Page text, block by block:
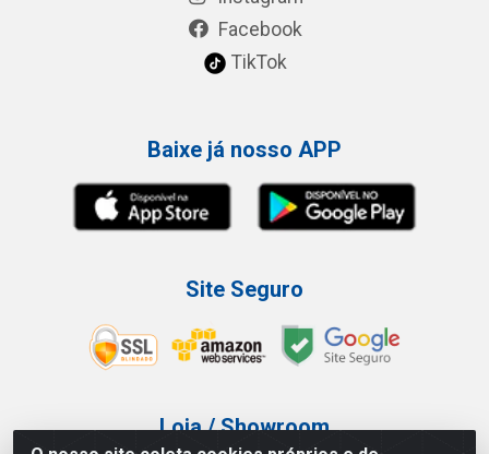
Facebook
TikTok
Baixe já nosso APP
Site Seguro
Loja / Showroom